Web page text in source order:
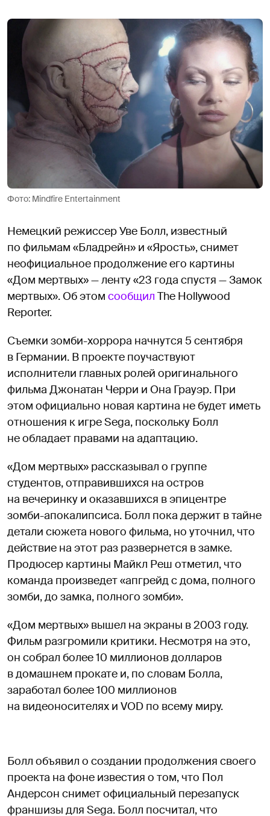
Фото: Mindfire Entertainment
Немецкий режиссер Уве Болл, известный
по фильмам «Бладрейн» и «Ярость», снимет
неофициальное продолжение его картины
«Дом мертвых» — ленту «23 года спустя — Замок
мертвых». Об этом сообщил The Hollywood
Reporter.
Съемки зомби-хоррора начнутся 5 сентября
в Германии. В проекте поучаствуют
исполнители главных ролей оригинального
фильма Джонатан Черри и Она Грауэр. При
этом официально новая картина не будет иметь
отношения к игре Sega, поскольку Болл
не обладает правами на адаптацию.
«Дом мертвых» рассказывал о группе
студентов, отправившихся на остров
на вечеринку и оказавшихся в эпицентре
зомби-апокалипсиса. Болл пока держит в тайне
детали сюжета нового фильма, но уточнил, что
действие на этот раз развернется в замке.
Продюсер картины Майкл Реш отметил, что
команда произведет «апгрейд с дома, полного
зомби, до замка, полного зомби».
«Дом мертвых» вышел на экраны в 2003 году.
Фильм разгромили критики. Несмотря на это,
он собрал более 10 миллионов долларов
в домашнем прокате и, по словам Болла,
заработал более 100 миллионов
на видеоносителях и VOD по всему миру.
Болл объявил о создании продолжения своего
проекта на фоне известия о том, что Пол
Андерсон снимет официальный перезапуск
франшизы для Sega. Болл посчитал, что